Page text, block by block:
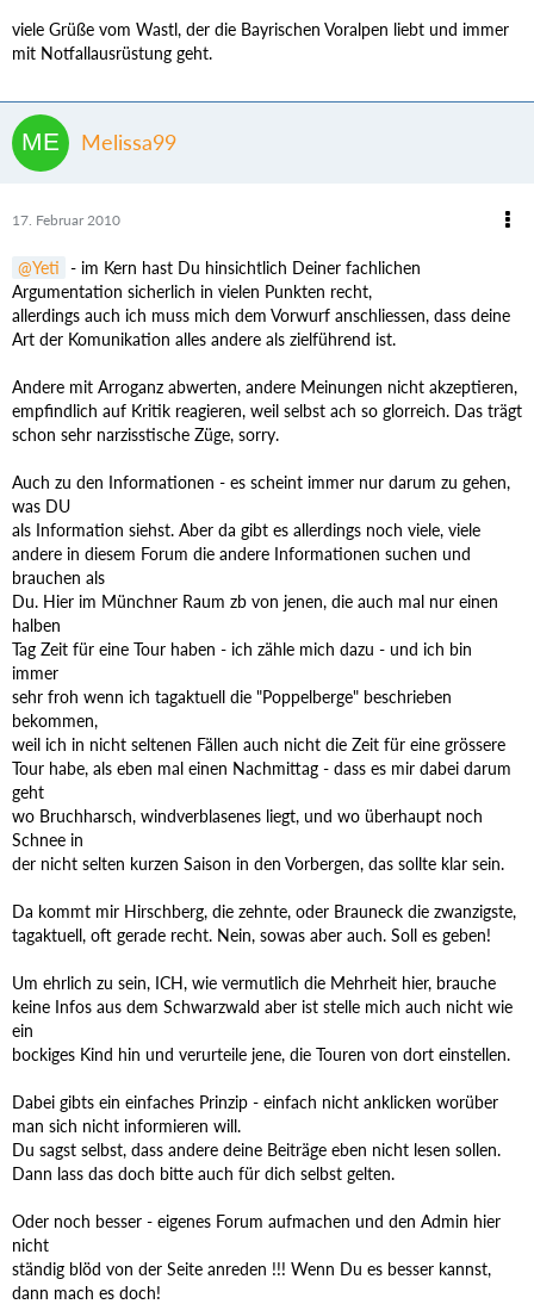
viele Grüße vom Wastl, der die Bayrischen Voralpen liebt und immer
mit Notfallausrüstung geht.
Melissa99
17. Februar 2010
Yeti - im Kern hast Du hinsichtlich Deiner fachlichen
Argumentation sicherlich in vielen Punkten recht,
allerdings auch ich muss mich dem Vorwurf anschliessen, dass deine
Art der Komunikation alles andere als zielführend ist.
Andere mit Arroganz abwerten, andere Meinungen nicht akzeptieren,
empfindlich auf Kritik reagieren, weil selbst ach so glorreich. Das trägt
schon sehr narzisstische Züge, sorry.
Auch zu den Informationen - es scheint immer nur darum zu gehen,
was DU
als Information siehst. Aber da gibt es allerdings noch viele, viele
andere in diesem Forum die andere Informationen suchen und
brauchen als
Du. Hier im Münchner Raum zb von jenen, die auch mal nur einen
halben
Tag Zeit für eine Tour haben - ich zähle mich dazu - und ich bin
immer
sehr froh wenn ich tagaktuell die "Poppelberge" beschrieben
bekommen,
weil ich in nicht seltenen Fällen auch nicht die Zeit für eine grössere
Tour habe, als eben mal einen Nachmittag - dass es mir dabei darum
geht
wo Bruchharsch, windverblasenes liegt, und wo überhaupt noch
Schnee in
der nicht selten kurzen Saison in den Vorbergen, das sollte klar sein.
Da kommt mir Hirschberg, die zehnte, oder Brauneck die zwanzigste,
tagaktuell, oft gerade recht. Nein, sowas aber auch. Soll es geben!
Um ehrlich zu sein, ICH, wie vermutlich die Mehrheit hier, brauche
keine Infos aus dem Schwarzwald aber ist stelle mich auch nicht wie
ein
bockiges Kind hin und verurteile jene, die Touren von dort einstellen.
Dabei gibts ein einfaches Prinzip - einfach nicht anklicken worüber
man sich nicht informieren will.
Du sagst selbst, dass andere deine Beiträge eben nicht lesen sollen.
Dann lass das doch bitte auch für dich selbst gelten.
Oder noch besser - eigenes Forum aufmachen und den Admin hier
nicht
ständig blöd von der Seite anreden !!! Wenn Du es besser kannst,
dann mach es doch!